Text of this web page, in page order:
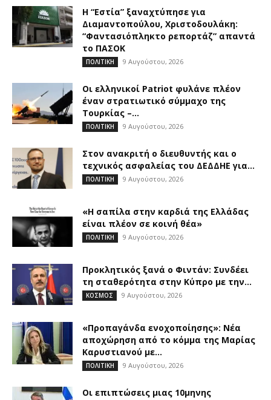
Η “Εστία” ξαναχτύπησε για
Διαμαντοπούλου, Χριστοδουλάκη:
“Φαντασιόπληκτο ρεπορτάζ” απαντά
το ΠΑΣΟΚ
ΠΟΛΙΤΙΚΗ 9 Αυγούστου, 2026
Οι ελληνικοί Patriot φυλάνε πλέον
έναν στρατιωτικό σύμμαχο της
Τουρκίας –...
ΠΟΛΙΤΙΚΗ 9 Αυγούστου, 2026
Στον ανακριτή ο διευθυντής και ο
τεχνικός ασφαλείας του ΔΕΔΔΗΕ για...
ΠΟΛΙΤΙΚΗ 9 Αυγούστου, 2026
«Η σαπίλα στην καρδιά της Ελλάδας
είναι πλέον σε κοινή θέα»
ΠΟΛΙΤΙΚΗ 9 Αυγούστου, 2026
Προκλητικός ξανά ο Φιντάν: Συνδέει
τη σταθερότητα στην Κύπρο με την...
ΚΟΣΜΟΣ 9 Αυγούστου, 2026
«Προπαγάνδα ενοχοποίησης»: Νέα
αποχώρηση από το κόμμα της Μαρίας
Καρυστιανού με...
ΠΟΛΙΤΙΚΗ 9 Αυγούστου, 2026
Οι επιπτώσεις μιας 10μηνης